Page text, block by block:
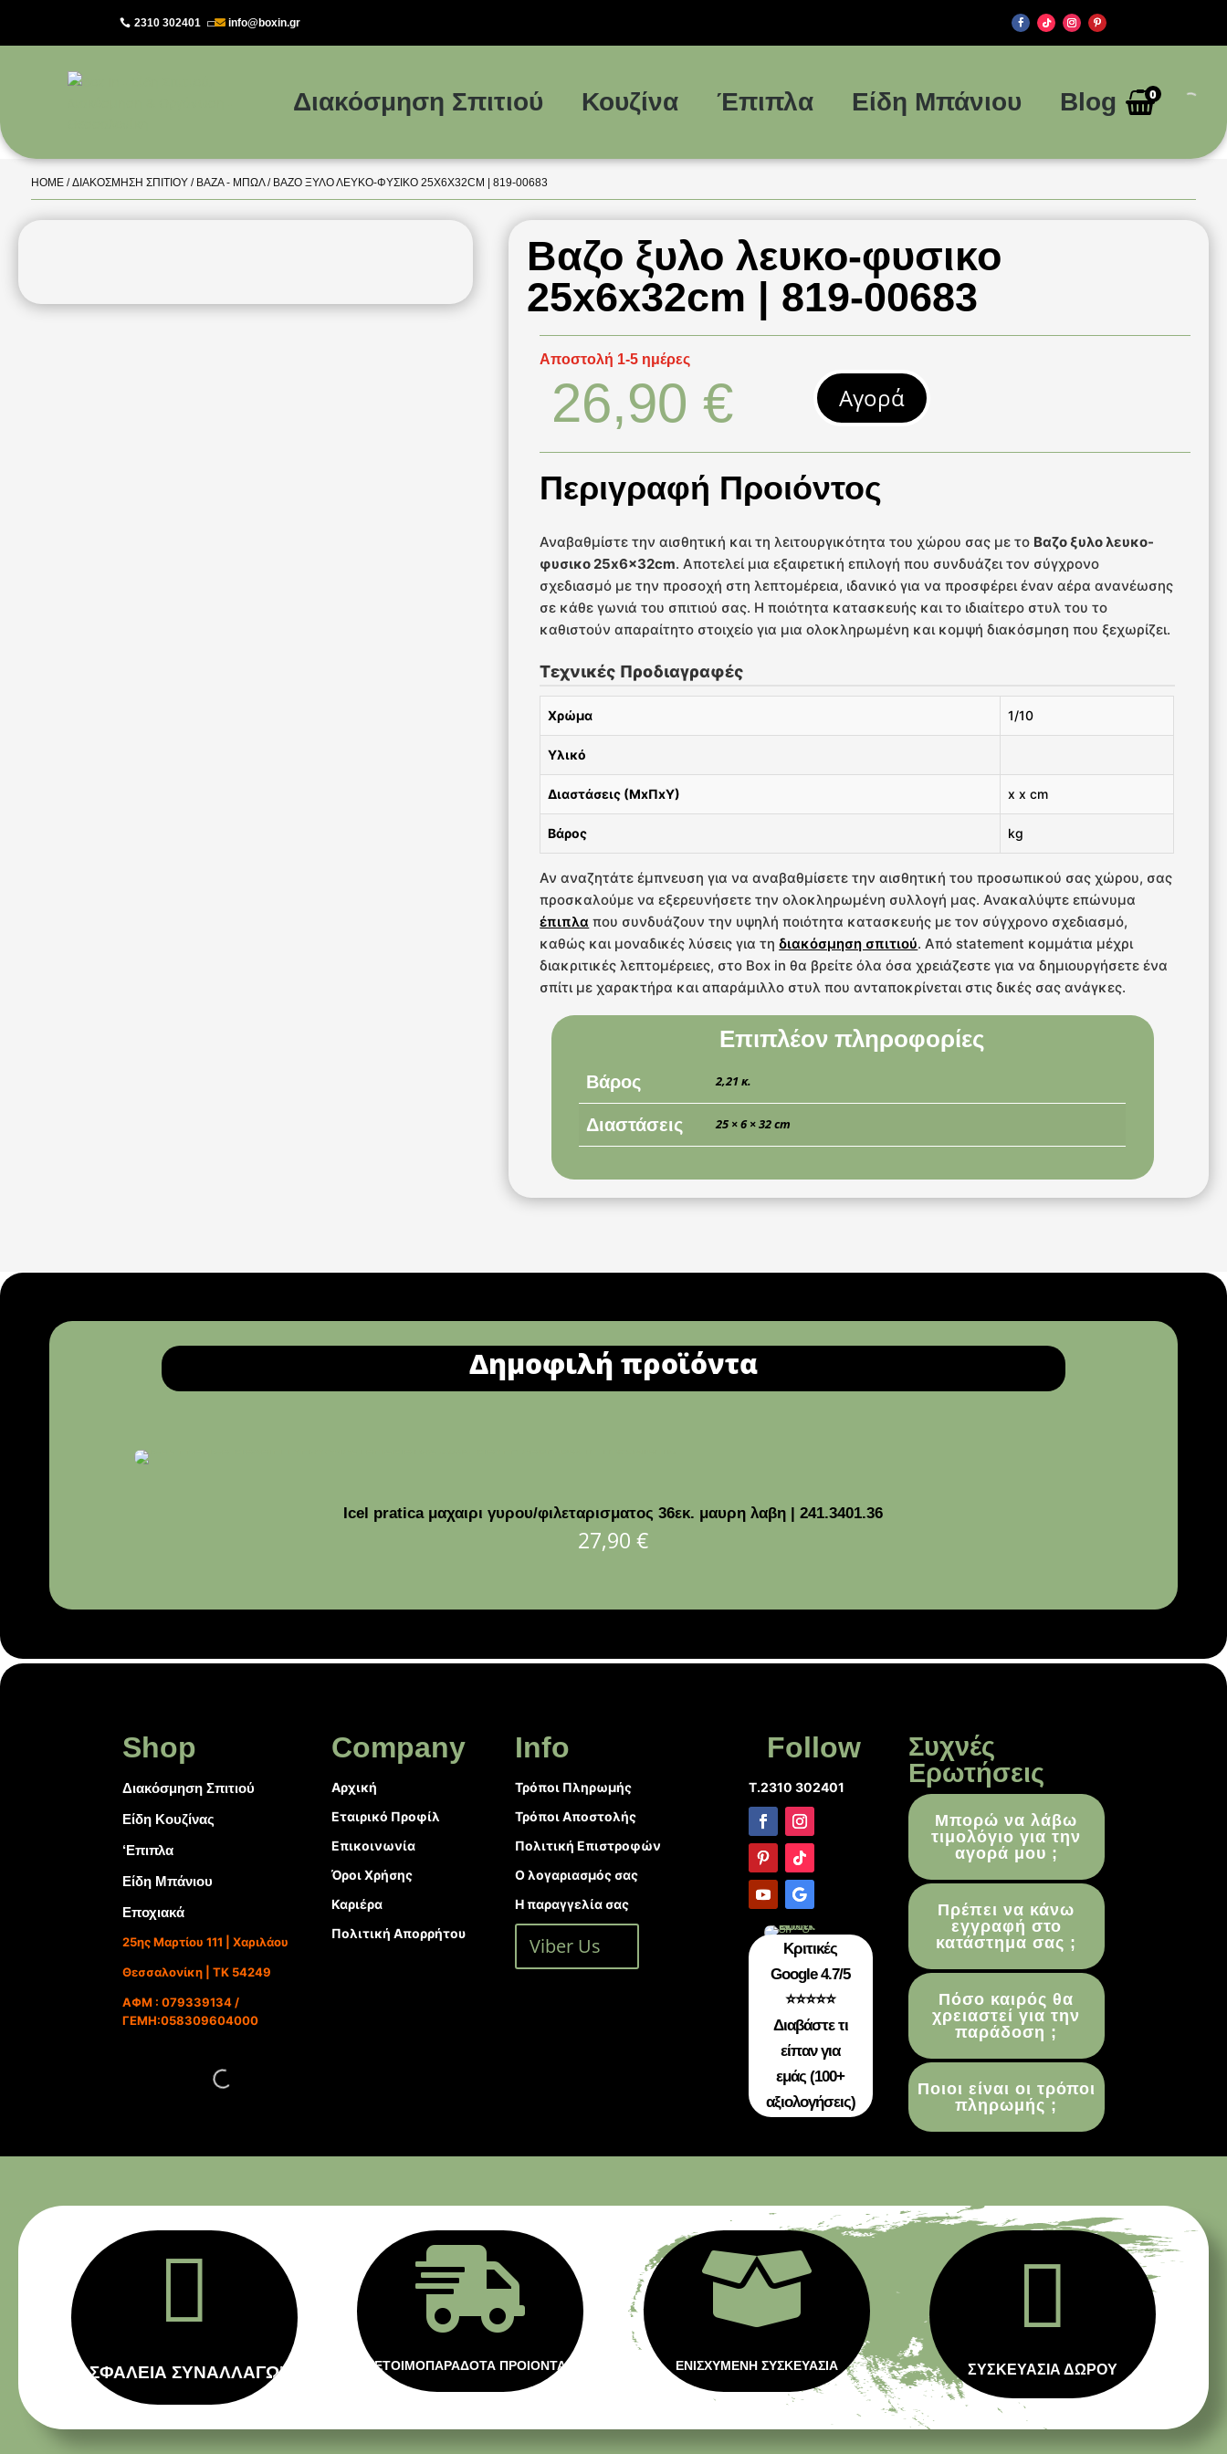
2310 302401  info@boxin.gr
Διακόσμηση Σπιτιού Κουζίνα Έπιπλα Είδη Μπάνιου Blog 0
HOME/ΔΙΑΚΌΣΜΗΣΗ ΣΠΙΤΙΟΎ/ ΒΆΖΑ - ΜΠΩΛ/ ΒΑΖΟ ΞΥΛΟ ΛΕΥΚΟ-ΦΥΣΙΚΟ 25X6X32CM | 819-00683
Βαζο ξυλο λευκο-φυσικο
25x6x32cm | 819-00683
Αποστολή 1-5 ημέρες
26,90€ Αγορά
Περιγραφή Προιόντος
Αναβαθμίστε την αισθητική και τη λειτουργικότητα του χώρου σας με το Βαζο ξυλο λευκο-
φυσικο 25x6x32cm. Αποτελεί μια εξαιρετική επιλογή που συνδυάζει τον σύγχρονο
σχεδιασμό με την προσοχή στη λεπτομέρεια, ιδανικό για να προσφέρει έναν αέρα ανανέωσης
σε κάθε γωνιά του σπιτιού σας. Η ποιότητα κατασκευής και το ιδιαίτερο στυλ του το
καθιστούν απαραίτητο στοιχείο για μια ολοκληρωμένη και κομψή διακόσμηση που ξεχωρίζει.
Τεχνικές Προδιαγραφές
Χρώμα 1/10
Υλικό
Διαστάσεις (ΜxΠxΥ) x x cm
Βάρος kg
Αν αναζητάτε έμπνευση για να αναβαθμίσετε την αισθητική του προσωπικού σας χώρου, σας
προσκαλούμε να εξερευνήσετε την ολοκληρωμένη συλλογή μας. Ανακαλύψτε επώνυμα
έπιπλα που συνδυάζουν την υψηλή ποιότητα κατασκευής με τον σύγχρονο σχεδιασμό,
καθώς και μοναδικές λύσεις για τηδιακόσμηση σπιτιού. Από statement κομμάτια μέχρι
διακριτικές λεπτομέρειες, στο Box in θα βρείτε όλα όσα χρειάζεστε για να δημιουργήσετε ένα
σπίτι με χαρακτήρα και απαράμιλλο στυλ που ανταποκρίνεται στις δικές σας ανάγκες.
Επιπλέον πληροφορίες
Βάρος 2,21 κ.
Διαστάσεις 25 × 6 × 32 cm
Δημοφιλή προϊόντα
Icel pratica μαχαιρι γυρου/φιλεταρισματος 36εκ. μαυρη λαβη | 241.3401.36
27,90 €
Shop
Διακόσμηση Σπιτιού
Είδη Κουζίνας
‘Επιπλα
Είδη Μπάνιου
Εποχιακά
25ης Μαρτίου 111 | Χαριλάου
Θεσσαλονίκη | ΤΚ 54249
ΑΦΜ : 079339134 /
ΓΕΜΗ:058309604000
Company
Αρχική
Εταιρικό Προφίλ
Επικοινωνία
Όροι Χρήσης
Καριέρα
Πολιτική Απορρήτου
Info
Τρόποι Πληρωμής
Τρόποι Αποστολής
Πολιτική Επιστροφών
Ο λογαριασμός σας
Η παραγγελία σας
Viber Us
Follow
T.2310 302401
Κριτικές
Google 4.7/5
⭐⭐⭐⭐⭐
Διαβάστε τι
είπαν για
εμάς (100+
αξιολογήσεις)
Συχνές
Ερωτήσεις
Μπορώ να λάβω
τιμολόγιο για την
αγορά μου ;
Πρέπει να κάνω
εγγραφή στο
κατάστημα σας ;
Πόσο καιρός θα
χρειαστεί για την
παράδοση ;
Ποιοι είναι οι τρόποι
πληρωμής ;

ΑΣΦΑΛΕΙΑ ΣΥΝΑΛΛΑΓΩΝ

ΕΤΟΙΜΟΠΑΡΑΔΟΤΑ ΠΡΟΙΟΝΤΑ

ΕΝΙΣΧΥΜΕΝΗ ΣΥΣΚΕΥΑΣΙΑ

ΣΥΣΚΕΥΑΣΙΑ ΔΩΡΟΥ